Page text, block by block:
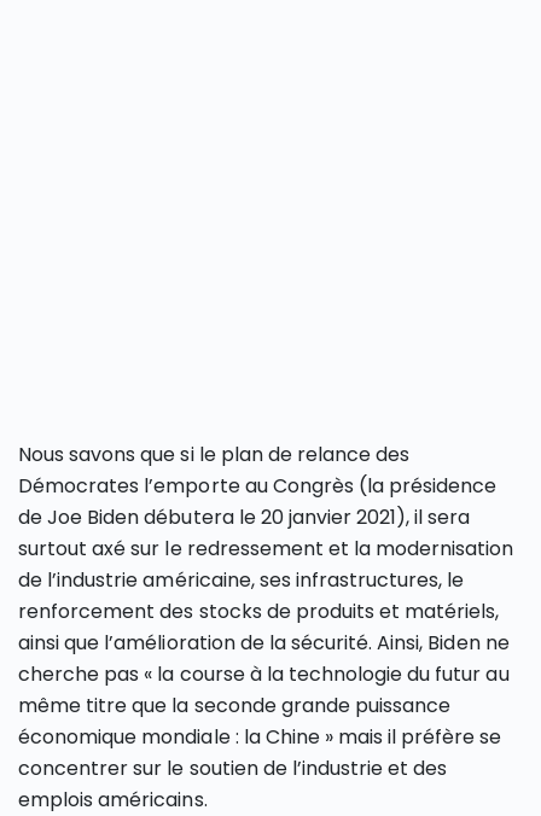
Nous savons que si le plan de relance des
Démocrates l’emporte au Congrès (la présidence
de Joe Biden débutera le 20 janvier 2021), il sera
surtout axé sur le redressement et la modernisation
de l’industrie américaine, ses infrastructures, le
renforcement des stocks de produits et matériels,
ainsi que l’amélioration de la sécurité. Ainsi, Biden ne
cherche pas « la course à la technologie du futur au
même titre que la seconde grande puissance
économique mondiale : la Chine » mais il préfère se
concentrer sur le soutien de l’industrie et des
emplois américains.